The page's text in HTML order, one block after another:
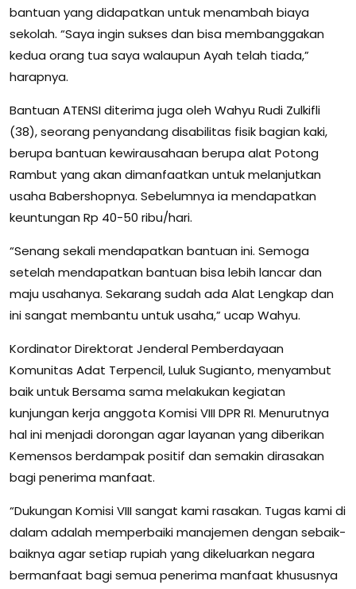
bantuan yang didapatkan untuk menambah biaya
sekolah. “Saya ingin sukses dan bisa membanggakan
kedua orang tua saya walaupun Ayah telah tiada,”
harapnya.
Bantuan ATENSI diterima juga oleh Wahyu Rudi Zulkifli
(38), seorang penyandang disabilitas fisik bagian kaki,
berupa bantuan kewirausahaan berupa alat Potong
Rambut yang akan dimanfaatkan untuk melanjutkan
usaha Babershopnya. Sebelumnya ia mendapatkan
keuntungan Rp 40-50 ribu/hari.
“Senang sekali mendapatkan bantuan ini. Semoga
setelah mendapatkan bantuan bisa lebih lancar dan
maju usahanya. Sekarang sudah ada Alat Lengkap dan
ini sangat membantu untuk usaha,” ucap Wahyu.
Kordinator Direktorat Jenderal Pemberdayaan
Komunitas Adat Terpencil, Luluk Sugianto, menyambut
baik untuk Bersama sama melakukan kegiatan
kunjungan kerja anggota Komisi VIII DPR RI. Menurutnya
hal ini menjadi dorongan agar layanan yang diberikan
Kemensos berdampak positif dan semakin dirasakan
bagi penerima manfaat.
“Dukungan Komisi VIII sangat kami rasakan. Tugas kami di
dalam adalah memperbaiki manajemen dengan sebaik-
baiknya agar setiap rupiah yang dikeluarkan negara
bermanfaat bagi semua penerima manfaat khususnya